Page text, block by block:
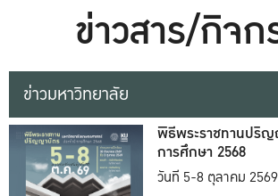
ข่าวสาร/กิจก
ข่าวมหาวิทยาลัย
พิธีพระราชทานปริ
การศึกษา 2568
วันที่ 5-8 ตุลาคม 2569